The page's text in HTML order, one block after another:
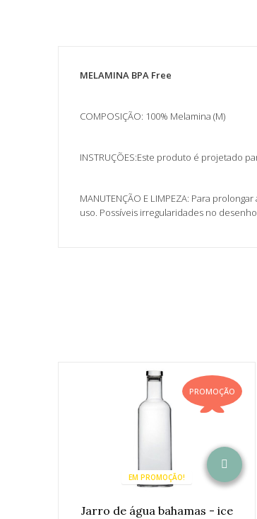
MELAMINA BPA Free
COMPOSIÇÃO: 100% Melamina (M)
INSTRUÇÕES:Este produto é projetado
MANUTENÇÃO E LIMPEZA: Para
uso. Possíveis irregularidades no
EM PROMOÇÃO!
PROMOÇÃO
Jarro de água bahamas - ice